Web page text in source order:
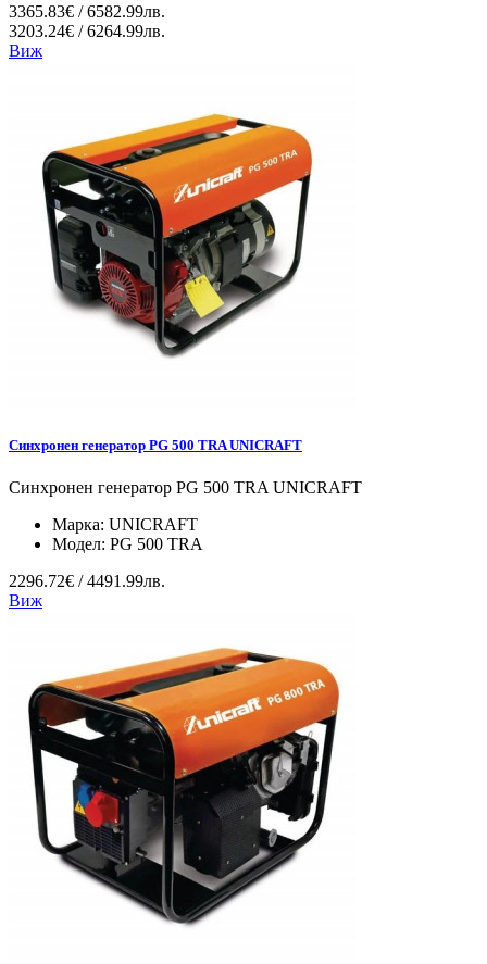
3365.83€ / 6582.99лв.
3203.24€ / 6264.99лв.
Виж
Синхронен генератор PG 500 TRA UNICRAFT
Синхронен генератор PG 500 TRA UNICRAFT
Марка: UNICRAFT
Модел: PG 500 TRA
2296.72€ / 4491.99лв.
Виж